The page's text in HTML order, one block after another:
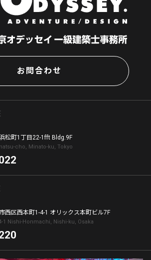
お問合わせ
松町1丁目22-1fft Bldg.9F
cho, Minato-ku, Tokyo
西区西本町1-4-1 オリックス本町ビル7F
1 Nishi-Honmachi, Nishi-ku, Osaka